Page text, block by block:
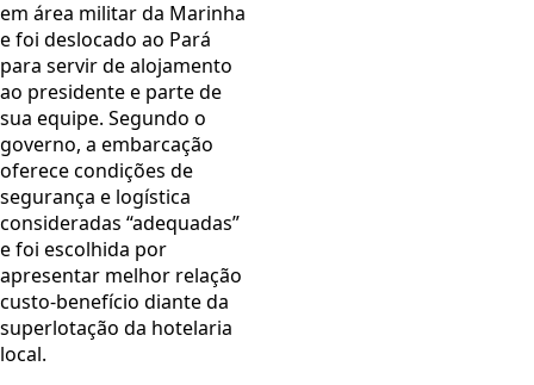
em área militar da Marinha
e foi deslocado ao Pará
para servir de alojamento
ao presidente e parte de
sua equipe. Segundo o
governo, a embarcação
oferece condições de
segurança e logística
consideradas “adequadas”
e foi escolhida por
apresentar melhor relação
custo-benefício diante da
superlotação da hotelaria
local.